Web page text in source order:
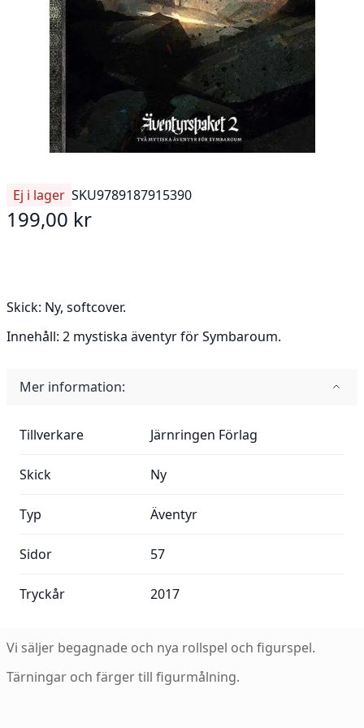
Ej i lager SKU9789187915390
199,00 kr
Skick: Ny, softcover.
Innehåll: 2 mystiska äventyr för Symbaroum.
Mer information:
Tillverkare Järnringen Förlag
Skick Ny
Typ Äventyr
Sidor 57
Tryckår 2017
Vi säljer begagnade och nya rollspel och figurspel.
Tärningar och färger till figurmålning.